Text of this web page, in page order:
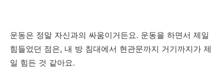
운동은 정말 자신과의 싸움이거든요. 운동을 하면서 제일
힘들었던 점은, 내 방 침대에서 현관문까지 거기까지가 제
일 힘든 것 같아요.